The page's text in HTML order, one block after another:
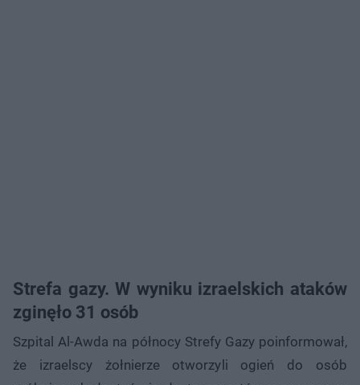
Strefa gazy. W wyniku izraelskich ataków
zginęło 31 osób
Szpital Al-Awda na północy Strefy Gazy poinformował,
że izraelscy żołnierze otworzyli ogień do osób